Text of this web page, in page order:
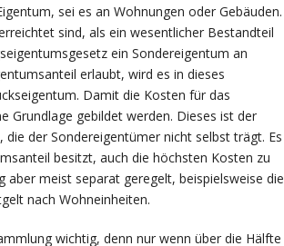
sei es an Wohnungen oder Gebäuden.
sind, als ein wesentlicher Bestandteil
ein Sondereigentum an
erlaubt, wird es in dieses
Damit die Kosten für das
Grundlage gebildet werden. Dieses ist der
der Sondereigentümer nicht selbst trägt. Es
besitzt, auch die höchsten Kosten zu
meist separat geregelt, beispielsweise die
nach Wohneinheiten.
wichtig, denn nur wenn über die Hälfte